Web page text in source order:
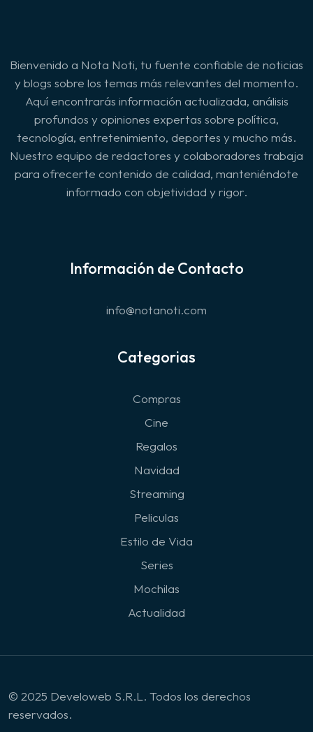
Bienvenido a Nota Noti, tu fuente confiable de noticias
y blogs sobre los temas más relevantes del momento.
Aquí encontrarás información actualizada, análisis
profundos y opiniones expertas sobre política,
tecnología, entretenimiento, deportes y mucho más.
Nuestro equipo de redactores y colaboradores trabaja
para ofrecerte contenido de calidad, manteniéndote
informado con objetividad y rigor.
Información de Contacto
info@notanoti.com
Categorias
Compras
Cine
Regalos
Navidad
Streaming
Peliculas
Estilo de Vida
Series
Mochilas
Actualidad
© 2025 Develoweb S.R.L. Todos los derechos
reservados.